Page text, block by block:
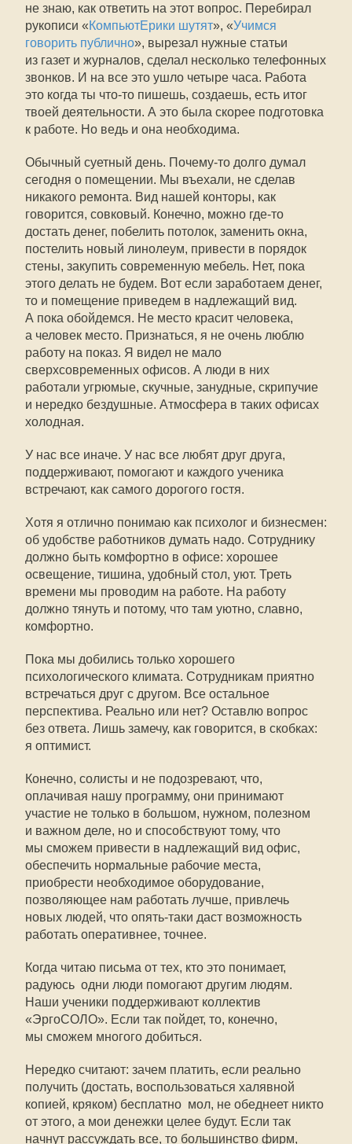
не знаю, как ответить на этот вопрос. Перебирал
рукописи «КомпьютЕрики шутят», «Учимся
говорить публично», вырезал нужные статьи
из газет и журналов, сделал несколько телефонных
звонков. И на все это ушло четыре часа. Работа 
это когда ты что-то пишешь, создаешь, есть итог
твоей деятельности. А это была скорее подготовка
к работе. Но ведь и она необходима.
Обычный суетный день. Почему-то долго думал
сегодня о помещении. Мы въехали, не сделав
никакого ремонта. Вид нашей конторы, как
говорится, совковый. Конечно, можно где-то
достать денег, побелить потолок, заменить окна,
постелить новый линолеум, привести в порядок
стены, закупить современную мебель. Нет, пока
этого делать не будем. Вот если заработаем денег,
то и помещение приведем в надлежащий вид.
А пока обойдемся. Не место красит человека,
а человек место. Признаться, я не очень люблю
работу на показ. Я видел не мало
сверхсовременных офисов. А люди в них
работали угрюмые, скучные, занудные, скрипучие
и нередко бездушные. Атмосфера в таких офисах
холодная.
У нас все иначе. У нас все любят друг друга,
поддерживают, помогают и каждого ученика
встречают, как самого дорогого гостя.
Хотя я отлично понимаю как психолог и бизнесмен:
об удобстве работников думать надо. Сотруднику
должно быть комфортно в офисе: хорошее
освещение, тишина, удобный стол, уют. Треть
времени мы проводим на работе. На работу
должно тянуть и потому, что там уютно, славно,
комфортно.
Пока мы добились только хорошего
психологического климата. Сотрудникам приятно
встречаться друг с другом. Все остальное 
перспектива. Реально или нет? Оставлю вопрос
без ответа. Лишь замечу, как говорится, в скобках:
я оптимист.
Конечно, солисты и не подозревают, что,
оплачивая нашу программу, они принимают
участие не только в большом, нужном, полезном
и важном деле, но и способствуют тому, что
мы сможем привести в надлежащий вид офис,
обеспечить нормальные рабочие места,
приобрести необходимое оборудование,
позволяющее нам работать лучше, привлечь
новых людей, что опять-таки даст возможность
работать оперативнее, точнее.
Когда читаю письма от тех, кто это понимает,
радуюсь  одни люди помогают другим людям.
Наши ученики поддерживают коллектив
«ЭргоСОЛО». Если так пойдет, то, конечно,
мы сможем многого добиться.
Нередко считают: зачем платить, если реально
получить (достать, воспользоваться халявной
копией, кряком) бесплатно  мол, не обеднеет никто
от этого, а мои денежки целее будут. Если так
начнут рассуждать все, то большинство фирм,